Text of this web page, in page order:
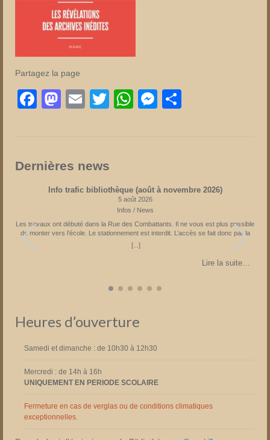
Partagez la page
Facebook
Mastodon
EmailTwitterWhatsApp
Messenger
Dernières news
Info trafic bibliothèque (août à novembre 2026)
5 août 2026
Infos / News
Les travaux ont débuté dans la Rue des Combattants. Il ne vous est plus possible
de monter vers l’école. Le stationnement est interdit. L’accès se fait donc par la
Rue du Château suivie par la Rue de l’Eglise. Parking à l’église ou à la Place
Fechere. Attention sens de circulation unique sur la Place Féchère. Fin prévue en
[...]
Lire la suite…
Heures d’ouverture
Samedi et dimanche : de 10h30 à 12h30
Mercredi : de 14h à 16h
UNIQUEMENT EN PERIODE SCOLAIRE
Fermeture en cas de verglas ou de conditions climatiques
exceptionnelles.